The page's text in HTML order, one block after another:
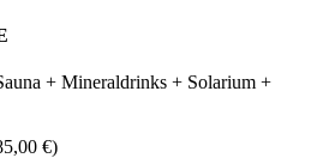
+ Mineraldrinks + Solarium +
€)